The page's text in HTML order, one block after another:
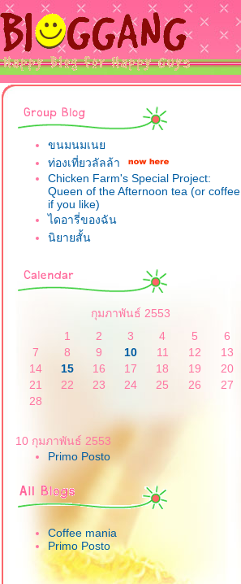
ขนมนมเน
ท่องเที่ยวลัลล้า
Chicken Farm's Special Project:
Queen of the Afternoon tea (or coffee
if you like)
ไดอารี่ของฉัน
นิยายสั้น
กุมภาพันธ์ 2553
1
2 3 4 5
6
7
8 9 10 11 12
13
14
15 16 17 18 19
20
21
22 23 24 25 26
27
28
10 กุมภาพันธ์ 2553
Primo Posto
Coffee mania
Primo Posto